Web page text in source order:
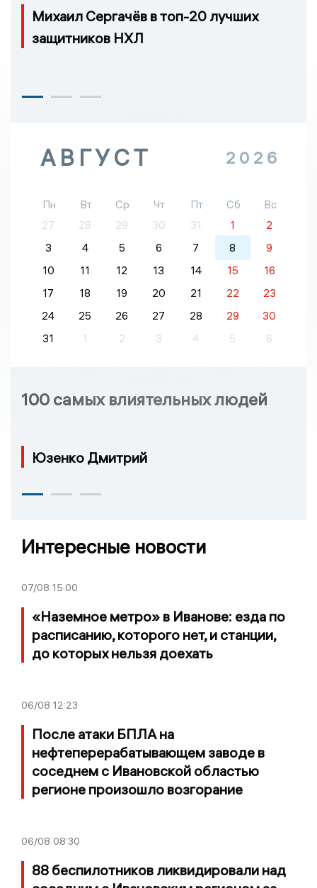
Михаил Сергачёв в топ-20 лучших
защитников НХЛ
АВГУСТ 2026
Пн Вт Ср Чт Пт Сб
Вс
27
28 29 30 31 1
2
3
4 5 6 7 8
9
10
11 12 13 14 15
16
17
18 19 20 21 22
23
24
25 26 27 28 29
30
31
1 2 3 4 5 6
100 самых влиятельных людей
Юзенко Дмитрий
Интересные новости
07/08 15:00
«Наземное метро» в Иванове: езда по
расписанию, которого нет, и станции,
до которых нельзя доехать
06/08 12:23
После атаки БПЛА на
нефтеперерабатывающем заводе в
соседнем с Ивановской областью
регионе произошло возгорание
06/08 08:30
88 беспилотников ликвидировали над